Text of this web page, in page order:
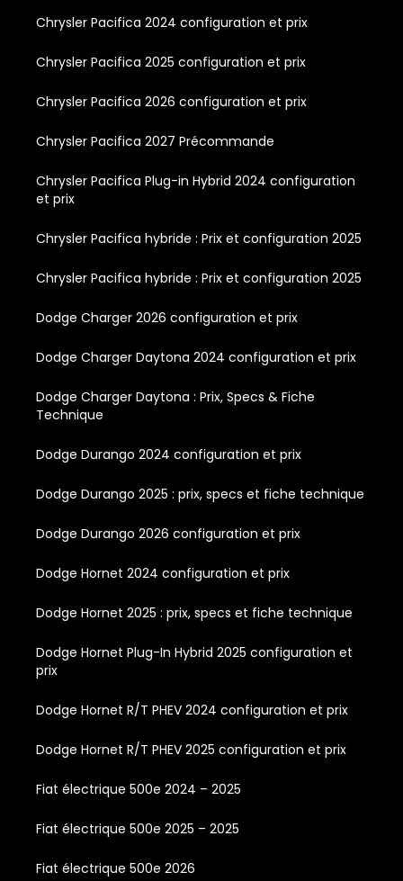
Chrysler Pacifica 2024 configuration et prix
Chrysler Pacifica 2025 configuration et prix
Chrysler Pacifica 2026 configuration et prix
Chrysler Pacifica 2027 Précommande
Chrysler Pacifica Plug-in Hybrid 2024 configuration
et prix
Chrysler Pacifica hybride : Prix et configuration 2025
Chrysler Pacifica hybride : Prix et configuration 2025
Dodge Charger 2026 configuration et prix
Dodge Charger Daytona 2024 configuration et prix
Dodge Charger Daytona : Prix, Specs & Fiche
Technique
Dodge Durango 2024 configuration et prix
Dodge Durango 2025 : prix, specs et fiche technique
Dodge Durango 2026 configuration et prix
Dodge Hornet 2024 configuration et prix
Dodge Hornet 2025 : prix, specs et fiche technique
Dodge Hornet Plug-In Hybrid 2025 configuration et
prix
Dodge Hornet R/T PHEV 2024 configuration et prix
Dodge Hornet R/T PHEV 2025 configuration et prix
Fiat électrique 500e 2024 – 2025
Fiat électrique 500e 2025 – 2025
Fiat électrique 500e 2026